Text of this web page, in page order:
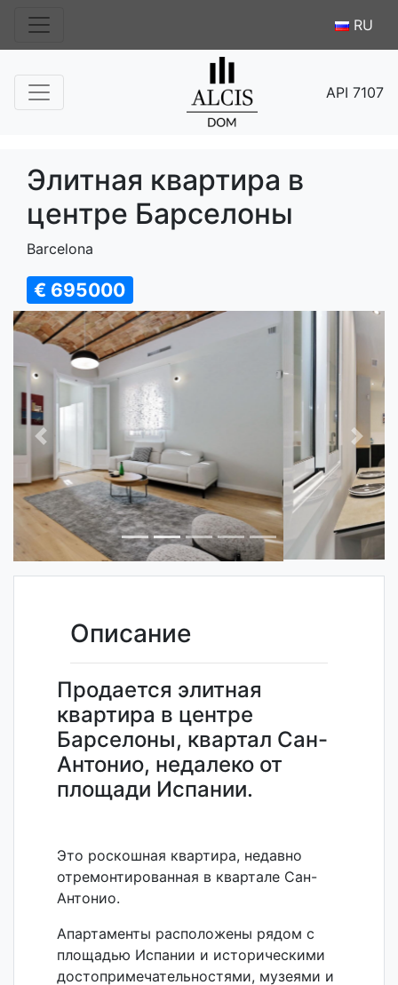
RU
API 7107
Элитная квартира в
центре Барселоны
Barcelona
€ 695000
Previous Next
Описание
Продается элитная
квартира в центре
Барселоны, квартал Сан-
Антонио, недалеко от
площади Испании.
Это роскошная квартира, недавно
отремонтированная в квартале Сан-
Антонио.
Апартаменты расположены рядом с
площадью Испании и историческими
достопримечательностями, музеями и